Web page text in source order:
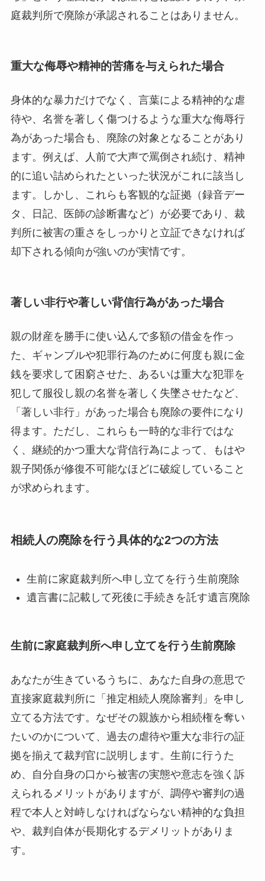
庭裁判所で廃除が承認されることはありません。
重大な侮辱や精神的苦痛を与えられた場合
身体的な暴力だけでなく、言葉による精神的な虐
待や、名誉を著しく傷つけるような重大な侮辱行
為があった場合も、廃除の対象となることがあり
ます。例えば、人前で大声で罵倒され続け、精神
的に追い詰められたといった状況がこれに該当し
ます。しかし、これらも客観的な証拠（録音デー
タ、日記、医師の診断書など）が必要であり、裁
判所に被害の重さをしっかりと立証できなければ
却下される傾向が強いのが実情です。
著しい非行や著しい背信行為があった場合
親の財産を勝手に使い込んで多額の借金を作っ
た、ギャンブルや犯罪行為のために何度も親に金
銭を要求して困窮させた、あるいは重大な犯罪を
犯して服役し親の名誉を著しく失墜させたなど、
「著しい非行」があった場合も廃除の要件になり
得ます。ただし、これらも一時的な非行ではな
く、継続的かつ重大な背信行為によって、もはや
親子関係が修復不可能なほどに破綻していること
が求められます。
相続人の廃除を行う具体的な2つの方法
生前に家庭裁判所へ申し立てを行う生前廃除
遺言書に記載して死後に手続きを託す遺言廃除
生前に家庭裁判所へ申し立てを行う生前廃除
あなたが生きているうちに、あなた自身の意思で
直接家庭裁判所に「推定相続人廃除審判」を申し
立てる方法です。なぜその親族から相続権を奪い
たいのかについて、過去の虐待や重大な非行の証
拠を揃えて裁判官に説明します。生前に行うた
め、自分自身の口から被害の実態や意志を強く訴
えられるメリットがありますが、調停や審判の過
程で本人と対峙しなければならない精神的な負担
や、裁判自体が長期化するデメリットがありま
す。